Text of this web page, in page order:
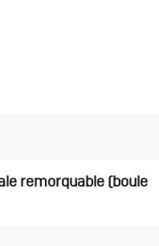
remorquable (boule